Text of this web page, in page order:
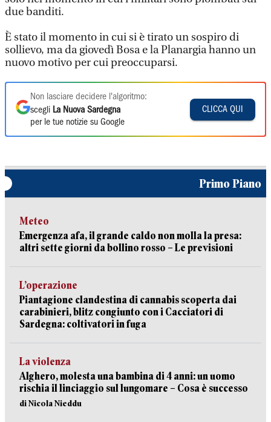
due banditi.
È stato il momento in cui si è tirato un sospiro di
sollievo, ma da giovedì Bosa e la Planargia hanno un
nuovo motivo per cui preoccuparsi.
Non lasciare decidere l'algoritmo:
scegli La Nuova Sardegna
per le tue notizie su Google
CLICCA QUI
Primo Piano
Meteo
Emergenza afa, il grande caldo non molla la presa:
altri sette giorni da bollino rosso – Le previsioni
L’operazione
Piantagione clandestina di cannabis scoperta dai
carabinieri, blitz congiunto con i Cacciatori di
Sardegna: coltivatori in fuga
La violenza
Alghero, molesta una bambina di 4 anni: un uomo
rischia il linciaggio sul lungomare – Cosa è successo
di Nicola Nieddu